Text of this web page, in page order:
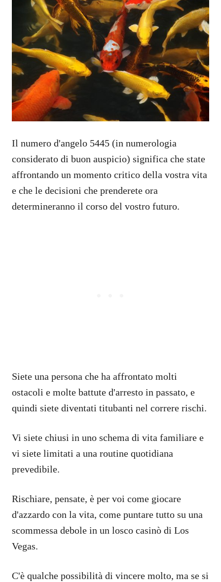
Il numero d'angelo 5445 (in numerologia
considerato di buon auspicio) significa che state
affrontando un momento critico della vostra vita
e che le decisioni che prenderete ora
determineranno il corso del vostro futuro.
Siete una persona che ha affrontato molti
ostacoli e molte battute d'arresto in passato, e
quindi siete diventati titubanti nel correre rischi.
Vi siete chiusi in uno schema di vita familiare e
vi siete limitati a una routine quotidiana
prevedibile.
Rischiare, pensate, è per voi come giocare
d'azzardo con la vita, come puntare tutto su una
scommessa debole in un losco casinò di Los
Vegas.
C'è qualche possibilità di vincere molto, ma se si